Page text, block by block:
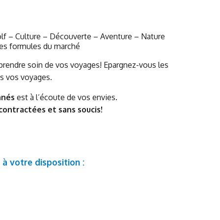
– Culture – Découverte – Aventure – Nature
formules du marché
soin de vos voyages! Epargnez-vous les
vos voyages.
est à l’écoute de vos envies.
et sans soucis!
votre disposition :